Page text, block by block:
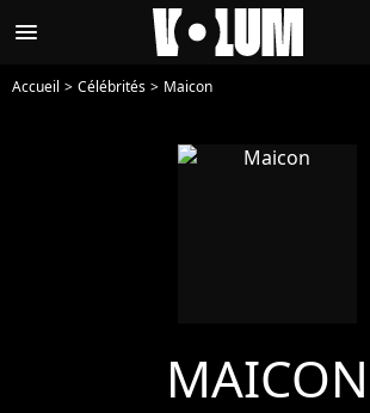
menu
Accueil Célébrités Maicon
MAICON